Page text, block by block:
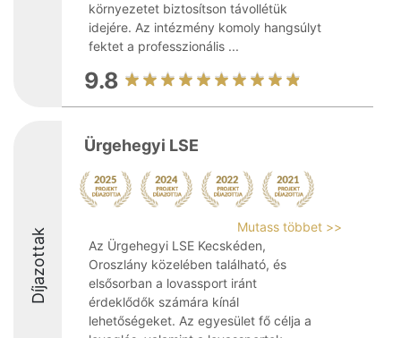
környezetet biztosítson távollétük
idejére. Az intézmény komoly hangsúlyt
fektet a professzionális ...
9.8
Díjazottak
Ürgehegyi LSE
Mutass többet >>
Az Ürgehegyi LSE Kecskéden,
Oroszlány közelében található, és
elsősorban a lovassport iránt
érdeklődők számára kínál
lehetőségeket. Az egyesület fő célja a